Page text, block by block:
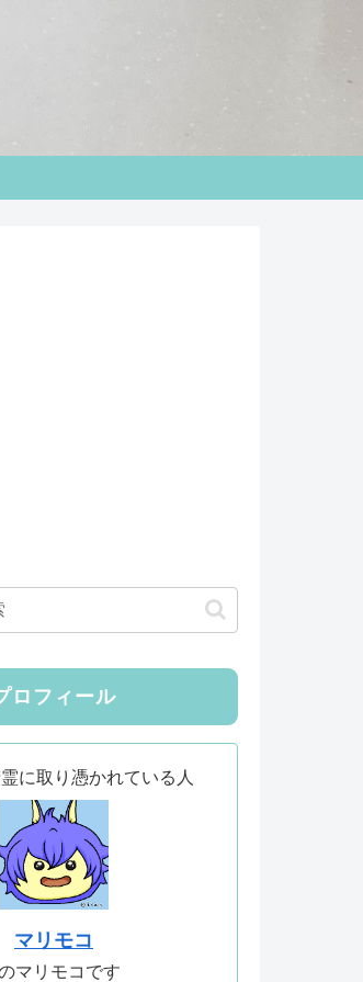
ロフィール
に取り憑かれている人
マリモコ
マリモコです